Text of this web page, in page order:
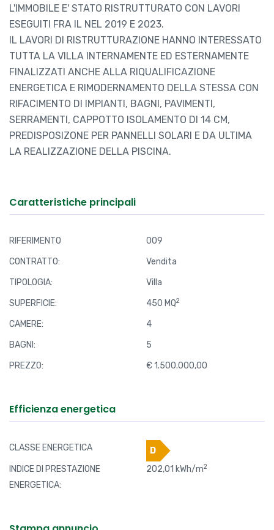
L'IMMOBILE E' STATO RISTRUTTURATO CON LAVORI
ESEGUITI FRA IL NEL 2019 E 2023.
IL LAVORI DI RISTRUTTURAZIONE HANNO INTERESSATO
TUTTA LA VILLA INTERNAMENTE ED ESTERNAMENTE
FINALIZZATI ANCHE ALLA RIQUALIFICAZIONE
ENERGETICA E RIMODERNAMENTO DELLA STESSA CON
RIFACIMENTO DI IMPIANTI, BAGNI, PAVIMENTI,
SERRAMENTI, CAPPOTTO ISOLAMENTO DI 14 CM,
PREDISPOSIZONE PER PANNELLI SOLARI E DA ULTIMA
LA REALIZZAZIONE DELLA PISCINA.
Caratteristiche principali
RIFERIMENTO
009
CONTRATTO:
Vendita
TIPOLOGIA:
Villa
SUPERFICIE:
450 MQ2
CAMERE:
4
BAGNI:
5
PREZZO:
€ 1.500.000,00
Efficienza energetica
CLASSE ENERGETICA
D
INDICE DI PRESTAZIONE
ENERGETICA:
202,01 kWh/m2